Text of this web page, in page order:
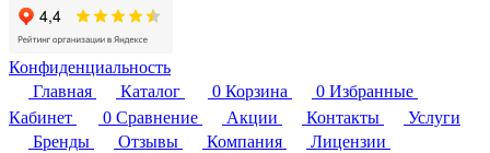
Конфиденциальность
Главная
Каталог 0 Корзина 0 Избранные
Кабинет
0 Сравнение Акции Контакты
Услуги
Бренды
Отзывы Компания
Лицензии